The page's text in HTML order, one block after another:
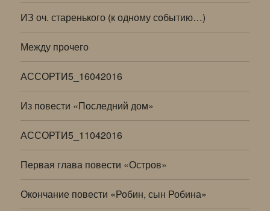
ИЗ оч. старенького (к одному событию…)
Между прочего
АССОРТИ5_16042016
Из повести «Последний дом»
АССОРТИ5_11042016
Первая глава повести «Остров»
Окончание повести «Робин, сын Робина»